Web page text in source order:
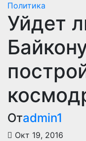
Политика
Уйдет
Отadmin1
Окт 19, 2016